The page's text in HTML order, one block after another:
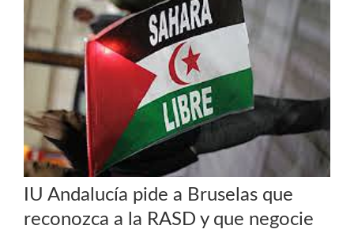
IU Andalucía pide a Bruselas que
reconozca a la RASD y que negocie